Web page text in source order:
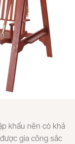
khẩu nên có khả
gia công sắc